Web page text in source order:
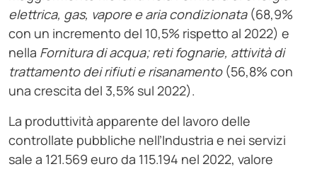
elettrica, gas, vapore e aria condizionata(68,9%
con un incremento del 10,5% rispetto al 2022) e
nella Fornitura di acqua; reti fognarie, attività di
trattamento dei rifiuti e risanamento(56,8% con
una crescita del 3,5% sul 2022).
La produttività apparente del lavoro delle
controllate pubbliche nell’Industria e nei servizi
sale a 121.569 euro da 115.194 nel 2022, valore